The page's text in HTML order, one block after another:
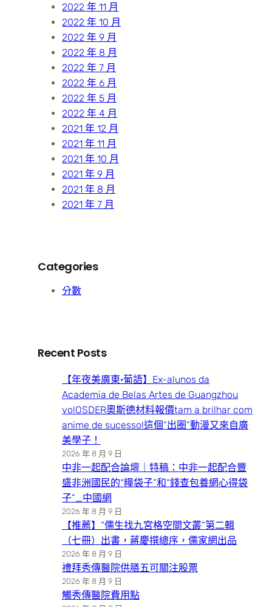
2022 年 11 月
2022 年 10 月
2022 年 9 月
2022 年 8 月
2022 年 7 月
2022 年 6 月
2022 年 5 月
2022 年 4 月
2021 年 12 月
2021 年 11 月
2021 年 10 月
2021 年 9 月
2021 年 8 月
2021 年 7 月
Categories
分數
Recent Posts
【年夜美廣東·葡語】Ex-alunos da
Academia de Belas Artes de Guangzhou
volOSDER奧斯德材料報價tam a brilhar com
anime de sucesso!這個“出圈”動漫又來自廣
美學子！
2026 年 8 月 9 日
中非一起配合論壇｜特稿：中非一起配合豐
盛非洲國民的“糧袋子”和“錢查包養網心得袋
子”_中國網
2026 年 8 月 9 日
【推薦】“儒生找九宮格空間文叢”第二輯
（七冊）出書，蔣慶撰總序，儒家網出品
2026 年 8 月 9 日
禮拜秀傳醫院供膳五可關注股票
2026 年 8 月 9 日
觸秀傳醫院費用點